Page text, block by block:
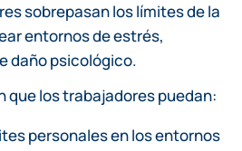
sobrepasan los límites de la
entornos de estrés,
daño psicológico.
que los trabajadores puedan:
personales en los entornos